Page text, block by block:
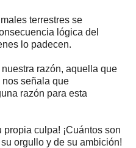
terrestres se
lógica del
lo padecen.
razón, aquella que
señala que
razón para esta
propia culpa! ¡Cuántos son
orgullo y de su ambición!